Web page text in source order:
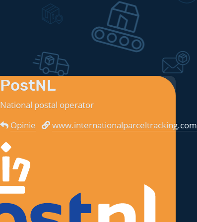
PostNL
National postal operator
Opinie
www.internationalparceltracking.com